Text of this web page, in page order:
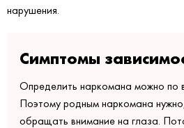
нарушения.
Симптомы
Определить наркомана можно по
Поэтому родным наркомана
обращать внимание на глаза.